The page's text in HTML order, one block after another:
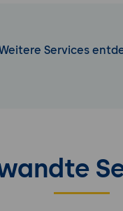
Services